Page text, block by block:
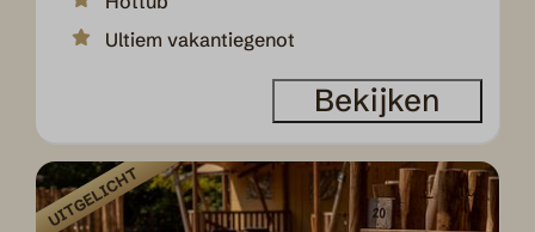
Ultiem vakantiegenot
Bekijken
UITGELICHT